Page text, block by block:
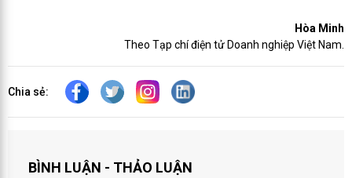
Hòa Minh
Theo Tạp chí điện tử Doanh nghiệp Việt Nam.
Chia sẻ:
BÌNH LUẬN - THẢO LUẬN